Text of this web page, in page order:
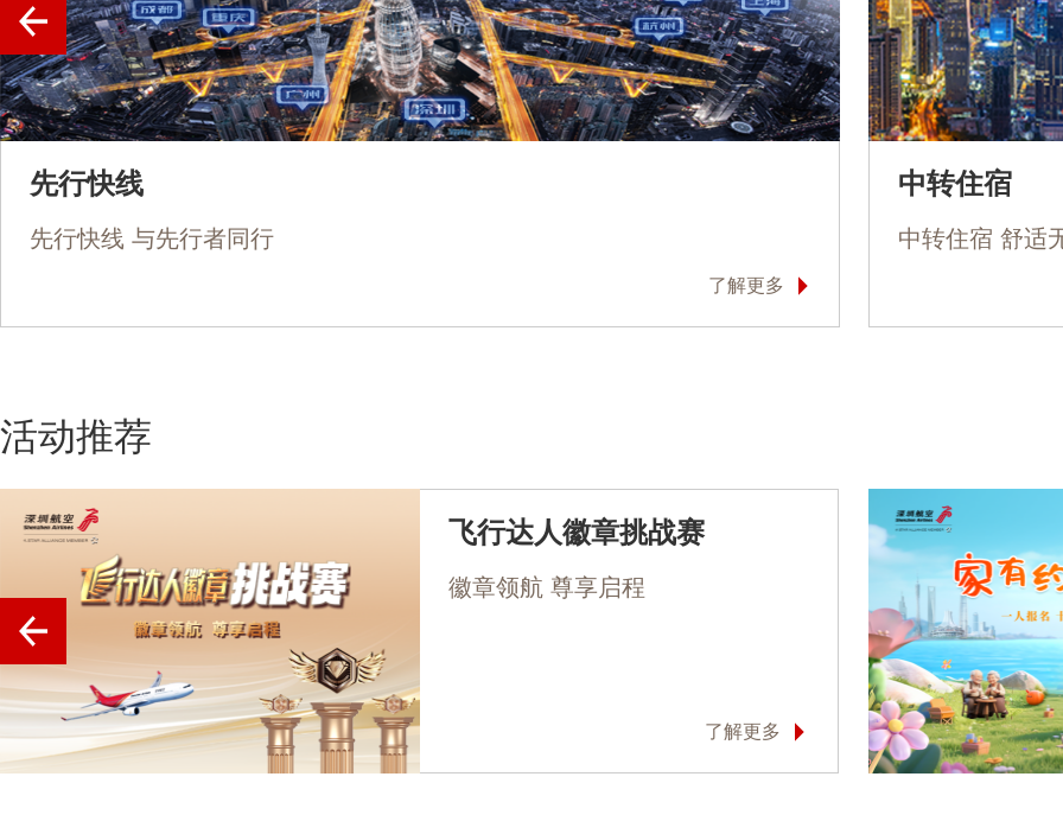
先行快线
先行快线 与先行者同行
了解更多
中转住宿
中转住宿 舒适
活动推荐
飞行达人徽章挑战赛
徽章领航 尊享启程
了解更多